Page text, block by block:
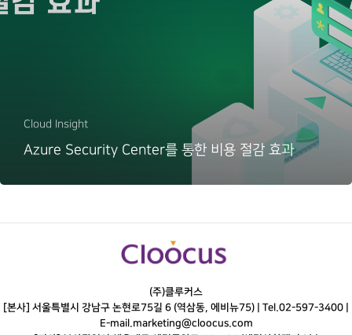
Cloud Insight
Azure Security Center를 통한 비용 절감 효과
(주)클루커스
[본사] 서울특별시 강남구 논현로75길 6 (역삼동, 에비뉴75) | Tel.02-597-3400
E-mail. marketing@cloocus.com